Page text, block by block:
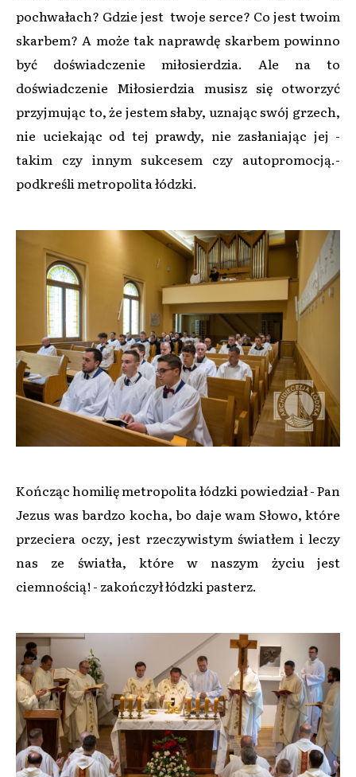
pochwałach? Gdzie jest twoje serce? Co jest twoim
skarbem? A może tak naprawdę skarbem powinno
być doświadczenie miłosierdzia. Ale na to
doświadczenie Miłosierdzia musisz się otworzyć
przyjmując to, że jestem słaby, uznając swój grzech,
nie uciekając od tej prawdy, nie zasłaniając jej -
takim czy innym sukcesem czy autopromocją.-
podkreśli metropolita łódzki.
Kończąc homilię metropolita łódzki powiedział - Pan
Jezus was bardzo kocha, bo daje wam Słowo, które
przeciera oczy, jest rzeczywistym światłem i leczy
nas ze światła, które w naszym życiu jest
ciemnością! - zakończył łódzki pasterz.